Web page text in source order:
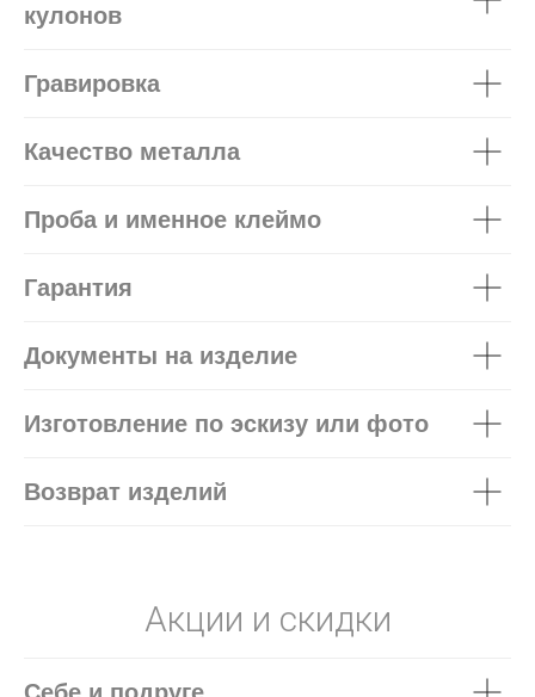
кулонов
Гравировка
Качество металла
Проба и именное клеймо
Гарантия
Документы на изделие
Изготовление по эскизу или фото
Возврат изделий
Акции и скидки